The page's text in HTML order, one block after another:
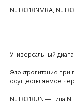
NJT8318NMRA,
Универсальный
Электропитание
осуществляемое
NJT8318UN — типа N